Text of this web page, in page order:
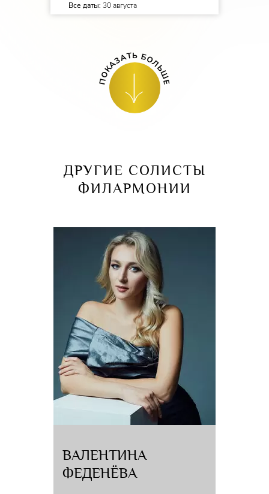
Все даты: 30 августа
П
О
КАЗАТЬ БОЛ
Ь
Ш
Е
ДРУГИЕ СОЛИСТЫ
ФИЛАРМОНИИ
ВАЛЕНТИНА
ФЕДЕНЁВА